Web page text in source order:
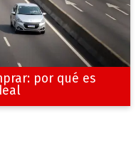
por qué es